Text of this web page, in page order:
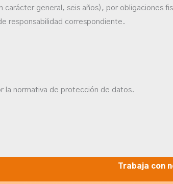
general, seis años), por obligaciones
responsabilidad correspondiente.
la normativa de protección de datos.
Trabaja con